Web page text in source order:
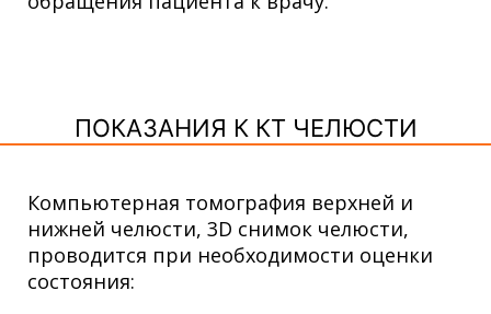
ПОКАЗАНИЯ К КТ ЧЕЛЮСТИ
Компьютерная томография верхней и
нижней челюсти, 3D снимок челюсти,
проводится при необходимости оценки
состояния: